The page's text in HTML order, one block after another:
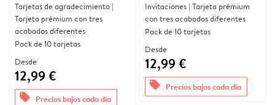
Tarjetas de agradecimiento |
Tarjeta prémium con tres
acabados diferentes
Pack de 10 tarjetas
Desde
12,99 €
offers Precios bajos cada día
Invitaciones | Tarjeta prémium
con tres acabados diferentes
Pack de 10 tarjetas
Desde
12,99 €
offers Precios bajos cada día